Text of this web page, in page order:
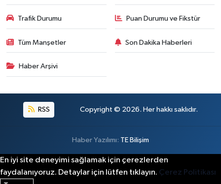
Trafik Durumu Puan Durumu ve Fikstür
Tüm Manşetler Son Dakika Haberleri
Haber Arşivi
RSS Copyright © 2026. Her hakkı saklıdır.
Haber Yazılımı: TE Bilişim
En iyi site deneyimi sağlamak için çerezlerden
faydalanıyoruz. Detaylar için lütfen tıklayın. Çerez Politikası